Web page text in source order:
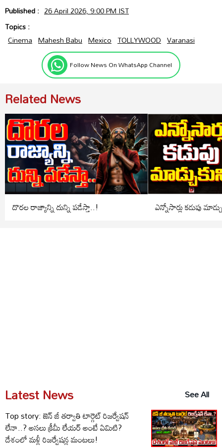
Published : 26 April 2026, 9:00 PM IST
Topics :
Cinema Mahesh Babu Mexico TOLLYWOOD Varanasi
Follow News On WhatsApp Channel
Related News
దొరల రాజ్యాన్ని దున్ని పడేస్తా..! ఎన్నోసార్లు కడుపు
Latest News
See All
Top story: జెన్ జీ తర్వాతి టార్గెట్ రిజర్వేషన్
లేనా..? అసలు క్రీమీ లేయర్ అంటే ఏమిటి?
దేశంలో మళ్లీ రిజర్వేషన్ల మంటలు!